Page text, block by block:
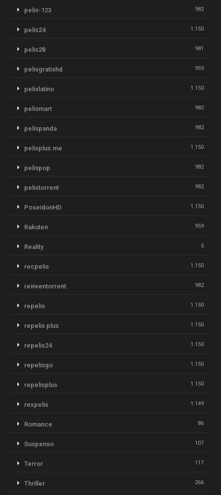
pelis-123 982
pelis24 1.150
pelis28 981
pelisgratishd 959
pelislatino 1.150
pelismart 982
pelispanda 982
pelisplus.me 1.150
pelispop 982
pelistorrent 982
PoseidonHD 1.150
Rakuten 959
Reality 5
recpelis 1.150
reinventorrent 982
repelis 1.150
repelis plus 1.150
repelis24 1.150
repelisgo 1.150
repelisplus 1.150
rexpelis 1.149
Romance 86
Suspenso 107
Terror 117
Thriller 266